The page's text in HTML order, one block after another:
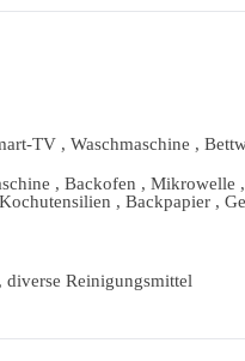
TV , Waschmaschine ,
, Backofen , Mikrowelle
, Backpapier ,
diverse Reinigungsmittel